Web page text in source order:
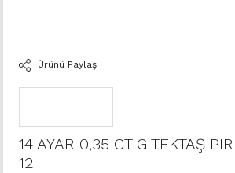
Ürünü Paylaş
14 AYAR 0,35 CT G TEKTAŞ
12